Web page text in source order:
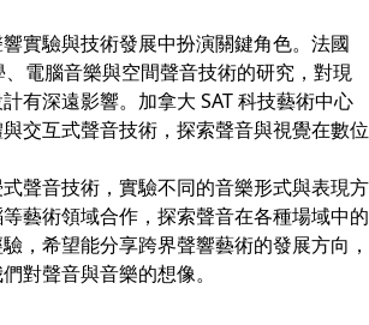
實驗與技術發展中扮演關鍵角色。法國
電腦音樂與空間聲音技術的研究，對現
有深遠影響。加拿大 SAT 科技藝術中心
交互式聲音技術，探索聲音與視覺在數位
聲音技術，實驗不同的音樂形式與表現方
藝術領域合作，探索聲音在各種場域中的
，希望能分享跨界聲響藝術的發展方向，
對聲音與音樂的想像。